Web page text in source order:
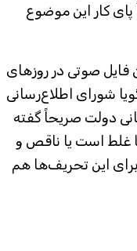
پای کار این موضوع
فایل صوتی در روز‌های
شورای اطلاع‌رسانی
دولت صریحاً گفته
غلط است یا ناقص و
این تحریف‌ها هم